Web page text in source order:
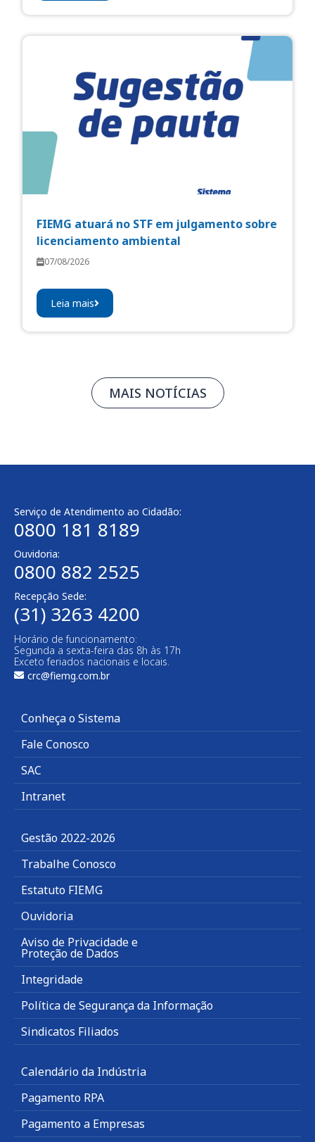
FIEMG atuará no STF em julgamento sobre
licenciamento ambiental
07/08/2026
Leia mais
MAIS NOTÍCIAS
Serviço de Atendimento ao Cidadão:
0800 181 8189
Ouvidoria:
0800 882 2525​
Recepção Sede:
(31) 3263 4200
Horário de funcionamento:
Segunda a sexta-feira das 8h às 17h
Exceto feriados nacionais e locais.
crc@fiemg.com.br
Conheça o Sistema
Fale Conosco
SAC
Intranet
Gestão 2022-2026
Trabalhe Conosco
Estatuto FIEMG
Ouvidoria
Aviso de Privacidade e
Proteção de Dados
Integridade
Política de Segurança da Informação
Sindicatos Filiados
Calendário da Indústria
Pagamento RPA
Pagamento a Empresas